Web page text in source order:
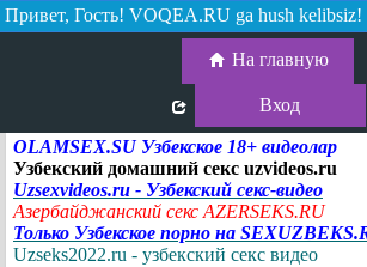
Привет, Гость! VOQEA.RU ga hush kelibsiz!
На главную
Вход
OLAMSEX.SU Узбекское 18+ видеолар
Узбекский домашний секс uzvideos.ru
Uzsexvideos.ru - Узбекский секс-видео
Азербайджанский секс AZERSEKS.RU
Только Узбекское порно на
Uzseks2022.ru - узбекский секс видео